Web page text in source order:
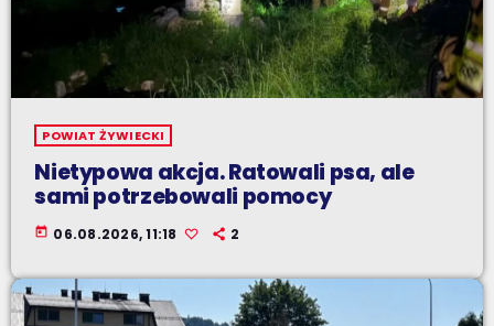
POWIAT ŻYWIECKI
Nietypowa akcja. Ratowali psa, ale
sami potrzebowali pomocy
today 06.08.2026, 11:18 2